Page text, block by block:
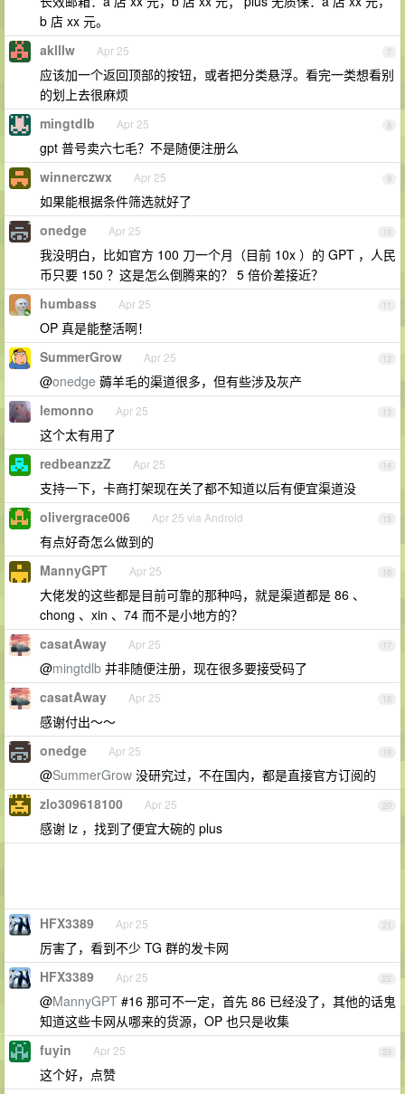
b 店 xx 元。
7
aklllw Apr 25
应该加一个返回顶部的按钮，或者把分类悬浮。看完一类想看别
的划上去很麻烦
8
mingtdlb Apr 25
gpt 普号卖六七毛？不是随便注册么
9
winnerczwx Apr 25
如果能根据条件筛选就好了
10
onedge Apr 25
我没明白，比如官方 100 刀一个月（目前 10x ）的 GPT ，人民
币只要 150 ？这是怎么倒腾来的？ 5 倍价差接近？
11
humbass Apr 25
OP 真是能整活啊！
12
SummerGrow Apr 25
@onedge 薅羊毛的渠道很多，但有些涉及灰产
13
lemonno Apr 25
这个太有用了
14
redbeanzzZ Apr 25
支持一下，卡商打架现在关了都不知道以后有便宜渠道没
15
olivergrace006 Apr 25 via Android
有点好奇怎么做到的
16
MannyGPT Apr 25
大佬发的这些都是目前可靠的那种吗，就是渠道都是 86 、
chong 、xin 、74 而不是小地方的？
17
casatAway Apr 25
@mingtdlb 并非随便注册，现在很多要接受码了
18
casatAway Apr 25
感谢付出～～
19
onedge Apr 25
@SummerGrow 没研究过，不在国内，都是直接官方订阅的
20
zlo309618100 Apr 25
感谢 lz ，找到了便宜大碗的 plus
21
HFX3389 Apr 25
厉害了，看到不少 TG 群的发卡网
22
HFX3389 Apr 25
@MannyGPT #16 那可不一定，首先 86 已经没了，其他的话鬼
知道这些卡网从哪来的货源，OP 也只是收集
23
fuyin Apr 25
这个好，点赞